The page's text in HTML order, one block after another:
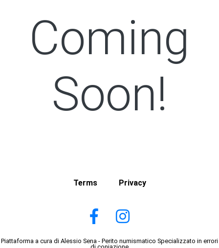
Coming
Soon!
Terms Privacy
Piattaforma a cura di Alessio Sena - Perito numismatico Specializzato in errori